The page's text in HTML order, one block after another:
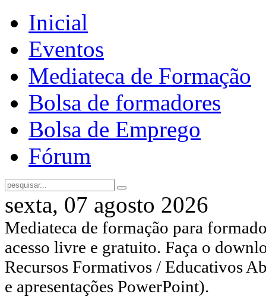
Inicial
Eventos
Mediateca de Formação
Bolsa de formadores
Bolsa de Emprego
Fórum
sexta, 07 agosto 2026
Mediateca de formação para
acesso livre e gratuito. Faça o
Recursos Formativos / Educativos
e apresentações PowerPoint).